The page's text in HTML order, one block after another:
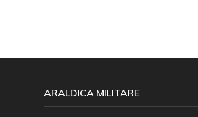
ARALDICA MILITARE